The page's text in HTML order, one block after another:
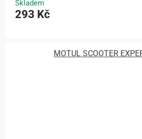
Skladem
293 Kč
MOTUL SCOOTER